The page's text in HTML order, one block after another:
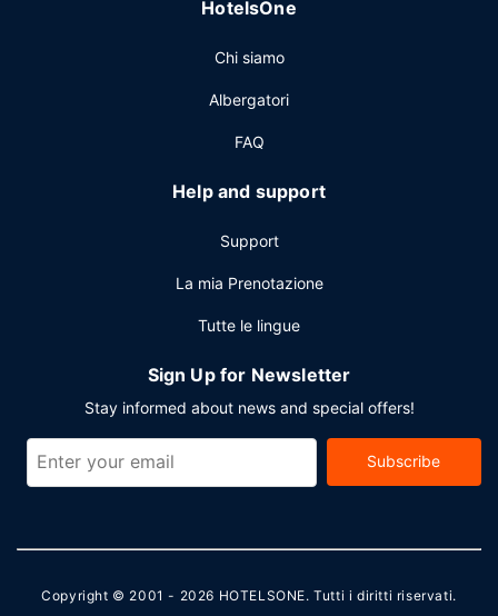
HotelsOne
Chi siamo
Albergatori
FAQ
Help and support
Support
La mia Prenotazione
Tutte le lingue
Sign Up for Newsletter
Stay informed about news and special offers!
Subscribe
Copyright © 2001 - 2026 HOTELSONE. Tutti i diritti riservati.